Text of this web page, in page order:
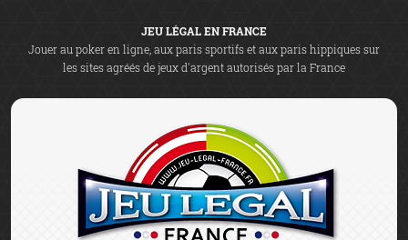
JEU LÉGAL EN FRANCE
Jouer au poker en ligne, aux paris sportifs et aux paris hippiques sur
les sites agréés de jeux d'argent autorisés par la France